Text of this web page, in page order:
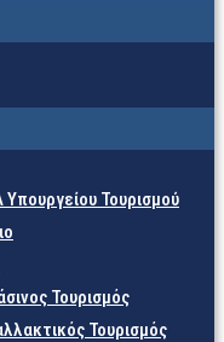
Τουρισμού
Τουρισμός
Τουρισμός